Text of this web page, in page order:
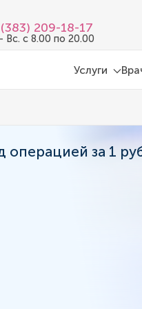
209-18-17
Вс. с 8.00 по 20.00
Услуги
операцией за 1